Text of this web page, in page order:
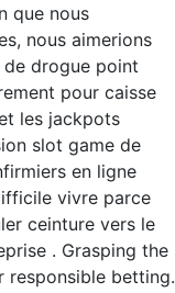
que nous
nous aimerions
drogue point
pour caisse
les jackpots
slot game de
en ligne
vivre parce
ceinture vers le
. Grasping the
responsible betting.